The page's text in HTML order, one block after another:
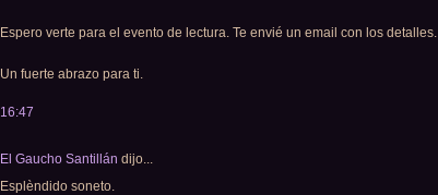
Espero verte para el evento de lectura. Te envié un email con los detalles.
Un fuerte abrazo para ti.
16:47
El Gaucho Santillán dijo...
Esplèndido soneto.